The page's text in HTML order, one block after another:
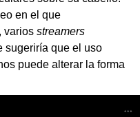
en el que
varios streamers
sugeriría que el uso
puede alterar la forma